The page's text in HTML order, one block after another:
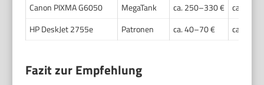
Canon PIXMA G6050
MegaTank ca. 250–330 €
ca.
HP DeskJet 2755e
Patronen ca. 40–70 € ca.
Fazit zur Empfehlung